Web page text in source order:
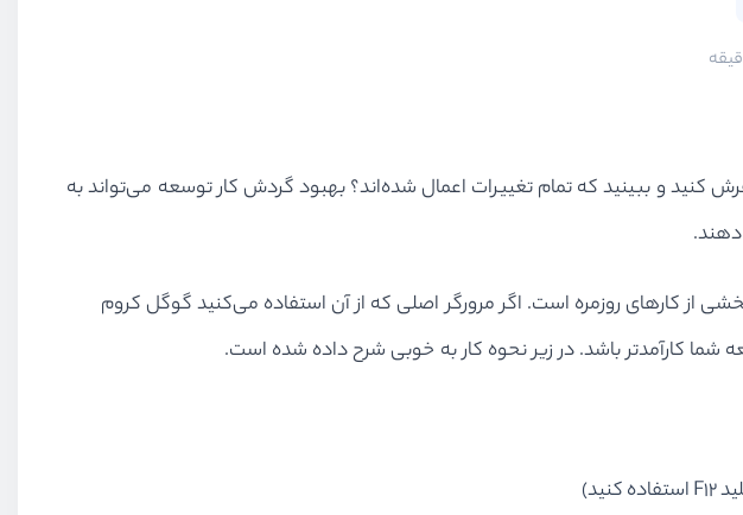
کنید و ببینید که تمام تغییرات اعمال شده‌اند؟ بهبود گردش کار توسعه می‌تواند به
از کارهای روزمره است. اگر مرورگر اصلی که از آن استفاده می‌کنید گوگل کروم
شما کارآمدتر باشد. در زیر نحوه کار به خوبی شرح داده شده است.
F12استفاده کنید)